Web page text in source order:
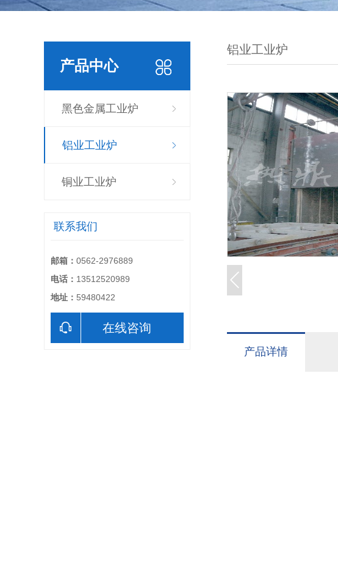
产品中心
黑色金属工业炉
铝业工业炉
铜业工业炉
联系我们
邮箱： 0562-2976889
电话： 13512520989
地址： 59480422
在线咨询
铝业工业炉
产品详情